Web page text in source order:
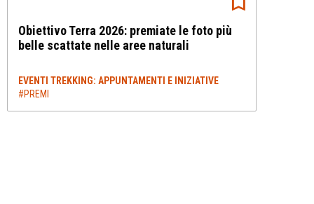
Obiettivo Terra 2026: premiate le foto più
belle scattate nelle aree naturali
EVENTI TREKKING: APPUNTAMENTI E INIZIATIVE
#PREMI